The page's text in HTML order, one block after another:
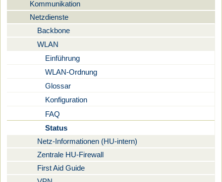
Kommunikation
Netzdienste
Backbone
WLAN
Einführung
WLAN-Ordnung
Glossar
Konfiguration
FAQ
Status
Netz-Informationen (HU-intern)
Zentrale HU-Firewall
First Aid Guide